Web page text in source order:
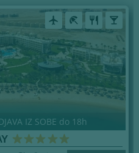
airplanemode_active beach_access restaurant local_bar
IZ SOBE do 18h